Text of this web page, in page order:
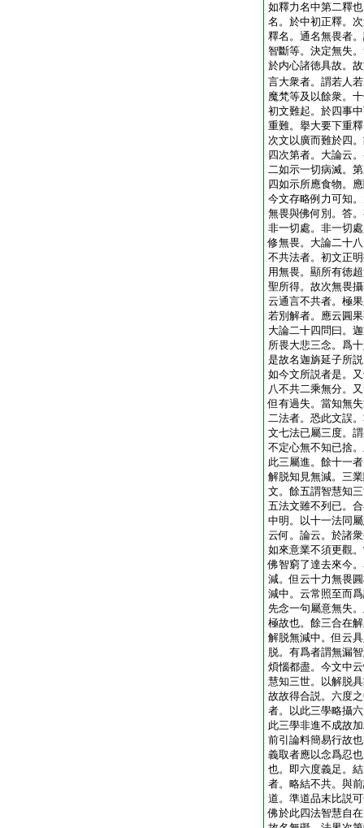
如釋力名中第二釋
名。於中初正釋。
釋名。通名無畏者
智斷等。決定無失
於内心諸徳具故。
言大衆者。謂若人
魔梵等及以餘衆。
初文難起。於四事
重難。擧大要下重
次文以廣而難於四
四次第者。大論云
二如示一切病滅。
四如示所應食物。
今文存略例力可知
無畏與佛何別。答
非一切處。非一切
修無畏。大論二十
不共法者。初文正
用無畏。顯所有徳
聖所得。故次無畏
云通言不共者。極
若別解者。應云圓
大論二十四問曰。
所畏大悲三念。爲
是故名迦旃延子所
如今文所説者是。
八不共二乘無分。
但有過失。當知無
二法者。恐此文誤
文七法已屬三度。
不定心無不知已捨
此三屬進。餘十一
解脱知見無減。三
文。餘五謂智慧知
五法文雖不列已。
中明。以十一法同
云何。論云。於諸
如來意業不須更觀
佛智窮了達去來今
減。但云十力無畏
減中。云常照至而
先念一句屬意無失
極故也。餘三合在
解脱無減中。但云
脱。有爲者謂無漏
煩惱都盡。今文中
慧知三世。以解脱
故故得合説。六度
者。以此三學略攝
此三學非進不成故
前引論料簡易行故
義取者應以念爲忍
也。即六度義足。
者。略結不共。與
道。準道品末比説
佛於此四法智慧自